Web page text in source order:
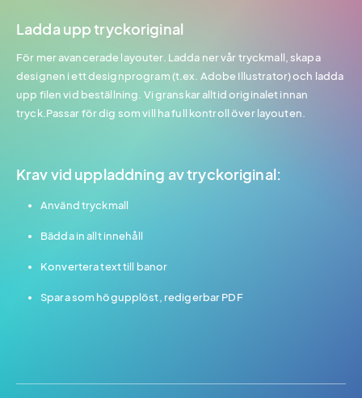
Ladda upp tryckoriginal
För mer avancerade layouter. Ladda ner vår tryckmall, skapa
designen i ett designprogram (t.ex. Adobe Illustrator) och ladda
upp filen vid beställning. Vi granskar alltid originalet innan
tryck.Passar för dig som vill ha full kontroll över layouten.
Krav vid uppladdning av tryckoriginal:
Använd tryckmall
Bädda in allt innehåll
Konvertera text till banor
Spara som högupplöst, redigerbar PDF